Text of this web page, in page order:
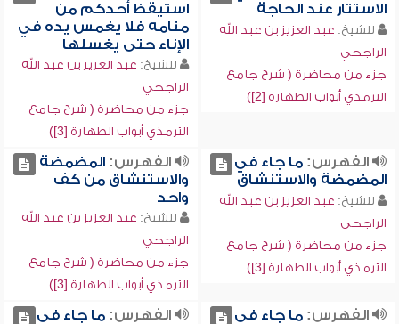
الاستتار عند الحاجة
للشيخ: عبد العزيز بن عبد الله
الراجحي
جزء من محاضرة ( شرح جامع
الترمذي أبواب الطهارة [2])
استيقظ أحدكم من
منامه فلا يغمس يده في
الإناء حتى يغسلها
للشيخ: عبد العزيز بن عبد الله
الراجحي
جزء من محاضرة ( شرح جامع
الترمذي أبواب الطهارة [3])
الفهرس:ما جاء في
المضمضة والاستنشاق
للشيخ: عبد العزيز بن عبد الله
الراجحي
جزء من محاضرة ( شرح جامع
الترمذي أبواب الطهارة [3])
الفهرس:المضمضة
والاستنشاق من كف
واحد
للشيخ: عبد العزيز بن عبد الله
الراجحي
جزء من محاضرة ( شرح جامع
الترمذي أبواب الطهارة [3])
الفهرس:ما جاء في
الفهرس:ما جاء في